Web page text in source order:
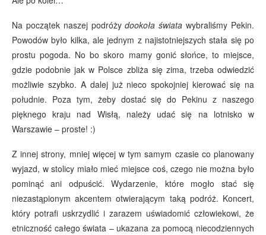
Na początek naszej podróżydookoła świata wybraliśmy Pekin.
Powodów było kilka, ale jednym z najistotniejszych stała się po
prostu pogoda. No bo skoro mamy gonić słońce, to miejsce,
gdzie podobnie jak w Polsce zbliża się zima, trzeba odwiedzić
możliwie szybko. A dalej już nieco spokojniej kierować się na
południe. Poza tym, żeby dostać się do Pekinu z naszego
pięknego kraju nad Wisłą, należy udać się na lotnisko w
Warszawie – proste! :)
Z innej strony, mniej więcej w tym samym czasie co planowany
wyjazd, w stolicy miało mieć miejsce coś, czego nie można było
pominąć ani odpuścić. Wydarzenie, które mogło stać się
niezastąpionym akcentem otwierającym taką podróż. Koncert,
który potrafi uskrzydlić i zarazem uświadomić człowiekowi, że
etniczność całego świata – ukazana za pomocą niecodziennych